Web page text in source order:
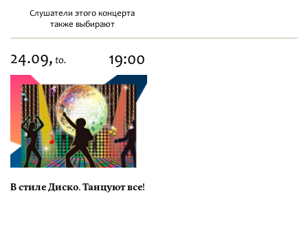
Слушатели этого концерта
также выбирают
24.09, to. 19:00
В стиле Диско. Танцуют все!